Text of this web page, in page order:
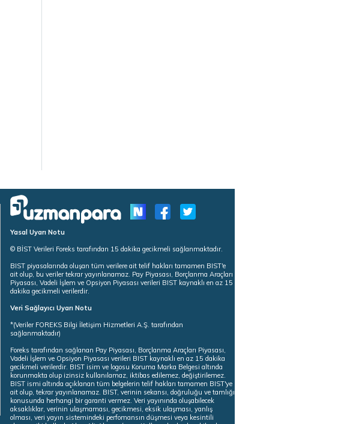
Yasal Uyarı Notu
© BİST Verileri Foreks tarafından 15 dakika gecikmeli sağlanmaktadır.
BIST piyasalarında oluşan tüm verilere ait telif hakları tamamen BIST'e
ait olup, bu veriler tekrar yayınlanamaz. Pay Piyasası, Borçlanma Araçları
Piyasası, Vadeli İşlem ve Opsiyon Piyasası verileri BIST kaynaklı en az 15
dakika gecikmeli verilerdir.
Veri Sağlayıcı Uyarı Notu
*(Veriler FOREKS Bilgi İletişim Hizmetleri A.Ş. tarafından
sağlanmaktadır)
Foreks tarafından sağlanan Pay Piyasası, Borçlanma Araçları Piyasası,
Vadeli İşlem ve Opsiyon Piyasası verileri BIST kaynaklı en az 15 dakika
gecikmeli verilerdir. BIST isim ve logosu Koruma Marka Belgesi altında
korunmakta olup izinsiz kullanılamaz, iktibas edilemez, değiştirilemez.
BIST ismi altında açıklanan tüm belgelerin telif hakları tamamen BIST'ye
ait olup, tekrar yayınlanamaz. BIST, verinin sekansı, doğruluğu ve tamlığı
konusunda herhangi bir garanti vermez. Veri yayınında oluşabilecek
aksaklıklar, verinin ulaşmaması, gecikmesi, eksik ulaşması, yanlış
olması, veri yayın sistemindeki perfomansın düşmesi veya kesintili